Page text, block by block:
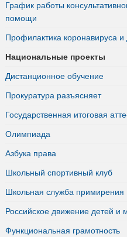
График работы
помощи
Профилактика коронавируса
Национальные проекты
Дистанционное обучение
Прокуратура разъясняет
Государственная итоговая
Олимпиада
Азбука права
Школьный спортивный клуб
Школьная служба примирения
Российское движение детей
Функциональная грамотность